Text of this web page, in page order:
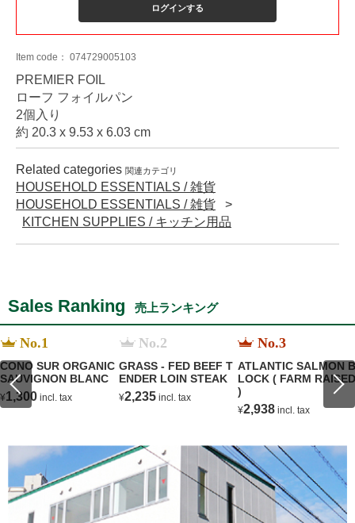
ログインする
Item code： 074729005103
PREMIER FOIL
ローフ フォイルパン
2個入り
約 20.3 x 9.53 x 6.03 cm
Related categories 関連カテゴリ
HOUSEHOLD ESSENTIALS / 雑貨
HOUSEHOLD ESSENTIALS / 雑貨
KITCHEN SUPPLIES / キッチン用品
Sales Ranking 売上ランキング
No.1
CONO SUR ORGANIC
SAUVIGNON BLANC
¥1,300 incl. tax
No.2
GRASS - FED BEEF T
ENDER LOIN STEAK
¥2,235 incl. tax
No.3
ATLANTIC SALMON B
LOCK ( FARM RAISED
)
¥2,938 incl. tax